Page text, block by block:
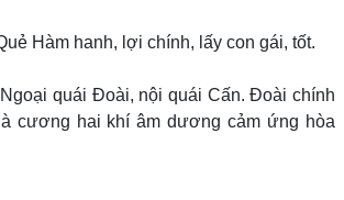
Hàm hanh, lợi chính, lấy con gái, tốt.
quái Đoài, nội quái Cấn. Đoài chính
cương hai khí âm dương cảm ứng hòa